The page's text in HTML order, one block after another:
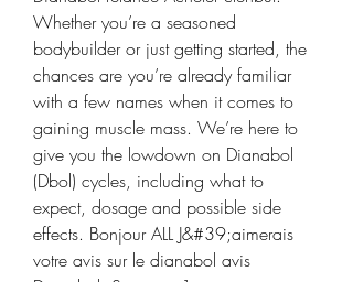
Whether you’re a seasoned
bodybuilder or just getting started, the
chances are you’re already familiar
with a few names when it comes to
gaining muscle mass. We’re here to
give you the lowdown on Dianabol
(Dbol) cycles, including what to
expect, dosage and possible side
effects. Bonjour ALL J&#39;aimerais
votre avis sur le dianabol avis